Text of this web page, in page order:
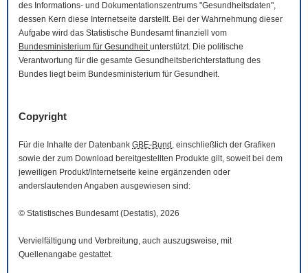
des Informations- und Dokumentationszentrums "Gesundheitsdaten",
dessen Kern diese Internetseite darstellt. Bei der Wahrnehmung dieser
Aufgabe wird das Statistische Bundesamt finanziell vom
Bundesministerium für Gesundheitunterstützt. Die politische
Verantwortung für die gesamte Gesundheitsberichterstattung des
Bundes liegt beim Bundesministerium für Gesundheit.
Copyright
Für die Inhalte der Datenbank GBE-Bund , einschließlich der Grafiken
sowie der zum Download bereitgestellten Produkte gilt, soweit bei dem
jeweiligen Produkt/Internetseite keine ergänzenden oder
anderslautenden Angaben ausgewiesen sind:
© Statistisches Bundesamt (Destatis), 2026
Vervielfältigung und Verbreitung, auch auszugsweise, mit
Quellenangabe gestattet.